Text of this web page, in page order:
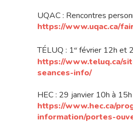
UQAC : Rencontres
https://www.uqac.ca/
TÉLUQ : 1erfévrier 12h et
https://www.teluq.ca/
seances-info/
HEC : 29 janvier 10h à 15h
https://www.hec.ca/
information/portes-